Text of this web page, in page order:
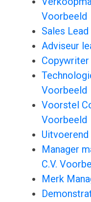
Voorbeeld
Sales
Adviseur
Copywriter
Voorbeeld
Voorstel
Voorbeeld
Manager
C.V.
Merk